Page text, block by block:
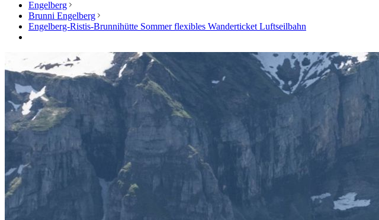
Engelberg
Brunni Engelberg
Engelberg-Ristis-Brunnihütte Sommer flexibles Wanderticket Luftseilbahn